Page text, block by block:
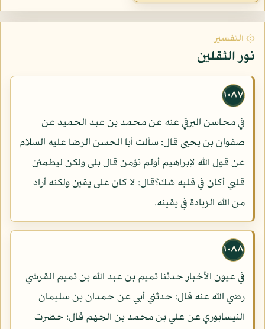
۞ التفسير
نور الثقلين
١٠٨٧
في محاسن البرقي عنه عن محمد بن عبد الحميد عن
صفوان بن يحيى قال: سألت أبا الحسن الرضا عليه السلام
عن قول الله لإبراهيم أولم تؤمن قال بلى ولكن ليطمئن
قلبي أكان في قلبه شك؟قال: لا كان على يقين ولكنه أراد
من الله الزيادة في يقينه.
١٠٨٨
في عيون الأخبار حدثنا تميم بن عبد الله بن تميم القرشي
رضي الله عنه قال: حدثني أبي عن حمدان بن سليمان
النيسابوري عن علي بن محمد بن الجهم قال: حضرت